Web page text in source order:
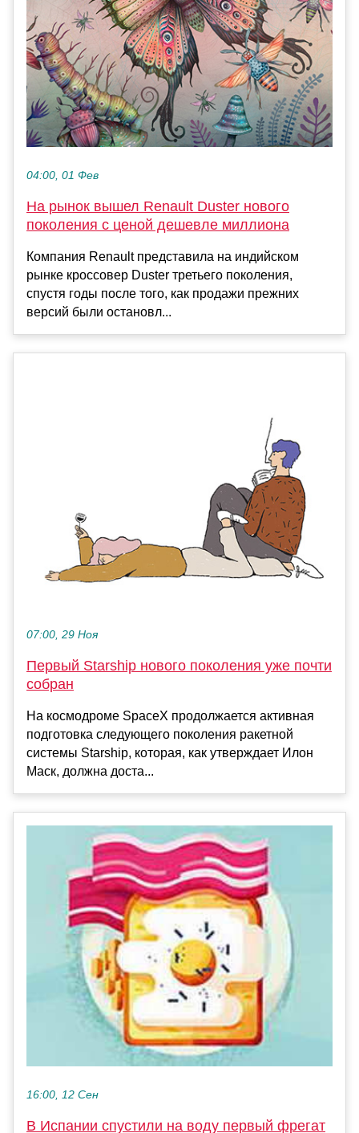
04:00, 01 Фев
На рынок вышел Renault Duster нового
поколения с ценой дешевле миллиона
Компания Renault представила на индийском
рынке кроссовер Duster третьего поколения,
спустя годы после того, как продажи прежних
версий были остановл...
07:00, 29 Ноя
Первый Starship нового поколения уже почти
собран
На космодроме SpaceX продолжается активная
подготовка следующего поколения ракетной
системы Starship, которая, как утверждает Илон
Маск, должна доста...
16:00, 12 Сен
В Испании спустили на воду первый фрегат